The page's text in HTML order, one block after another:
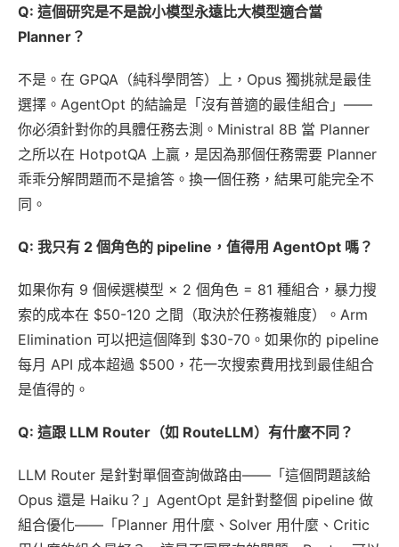
Q: 這個研究是不是說小模型永遠比大模型適合當
Planner？
不是。在 GPQA（純科學問答）上，Opus 獨挑就是最佳
選擇。AgentOpt 的結論是「沒有普適的最佳組合」——
你必須針對你的具體任務去測。Ministral 8B 當 Planner
之所以在 HotpotQA 上贏，是因為那個任務需要 Planner
乖乖分解問題而不是搶答。換一個任務，結果可能完全不
同。
Q: 我只有 2 個角色的 pipeline，值得用 AgentOpt 嗎？
如果你有 9 個候選模型 × 2 個角色 = 81 種組合，暴力搜
索的成本在 $50-120 之間（取決於任務複雜度）。Arm
Elimination 可以把這個降到 $30-70。如果你的 pipeline
每月 API 成本超過 $500，花一次搜索費用找到最佳組合
是值得的。
Q: 這跟 LLM Router（如 RouteLLM）有什麼不同？
LLM Router 是針對單個查詢做路由——「這個問題該給
Opus 還是 Haiku？」AgentOpt 是針對整個 pipeline 做
組合優化——「Planner 用什麼、Solver 用什麼、Critic